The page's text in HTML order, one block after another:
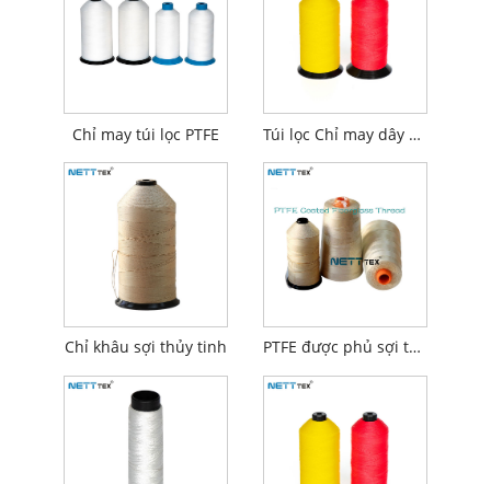
Chỉ may túi lọc PTFE Túi lọc Chỉ may dây cước
Chỉ khâu sợi thủy tinh PTFE được phủ sợi thủy tinh bằng sợi thủy tinh